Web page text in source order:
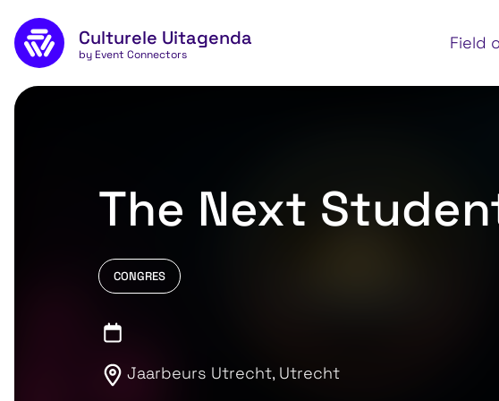
Skip to main content
Culturele Uitagenda
by Event Connectors
Field
Apply
The Next
CONGRES
Jaarbeurs Utrecht, Utrecht